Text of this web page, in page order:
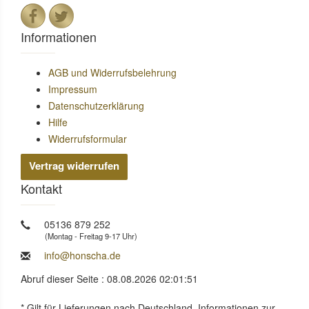
Informationen
AGB und Widerrufsbelehrung
Impressum
Datenschutzerklärung
Hilfe
Widerrufsformular
Vertrag widerrufen
Kontakt
05136 879 252
(Montag - Freitag 9-17 Uhr)
info@honscha.de
Abruf dieser Seite : 08.08.2026 02:01:51